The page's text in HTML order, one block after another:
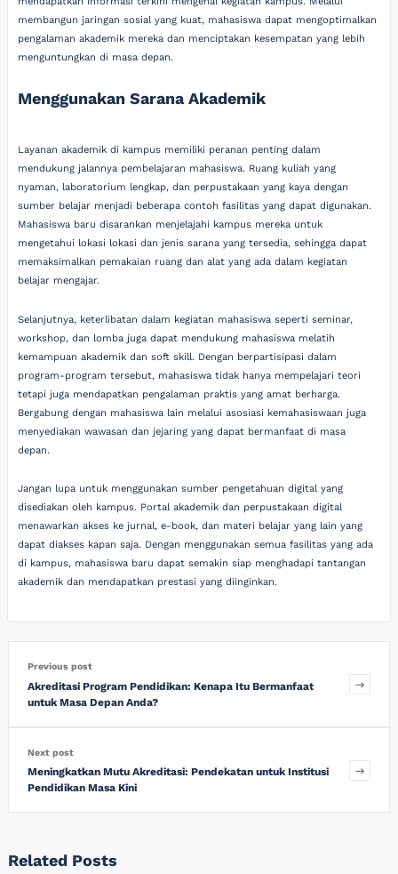
membangun jaringan sosial yang kuat, mahasiswa dapat mengoptimalkan
pengalaman akademik mereka dan menciptakan kesempatan yang lebih
menguntungkan di masa depan.
Menggunakan Sarana Akademik
Layanan akademik di kampus memiliki peranan penting dalam
mendukung jalannya pembelajaran mahasiswa. Ruang kuliah yang
nyaman, laboratorium lengkap, dan perpustakaan yang kaya dengan
sumber belajar menjadi beberapa contoh fasilitas yang dapat digunakan.
Mahasiswa baru disarankan menjelajahi kampus mereka untuk
mengetahui lokasi lokasi dan jenis sarana yang tersedia, sehingga dapat
memaksimalkan pemakaian ruang dan alat yang ada dalam kegiatan
belajar mengajar.
Selanjutnya, keterlibatan dalam kegiatan mahasiswa seperti seminar,
workshop, dan lomba juga dapat mendukung mahasiswa melatih
kemampuan akademik dan soft skill. Dengan berpartisipasi dalam
program-program tersebut, mahasiswa tidak hanya mempelajari teori
tetapi juga mendapatkan pengalaman praktis yang amat berharga.
Bergabung dengan mahasiswa lain melalui asosiasi kemahasiswaan juga
menyediakan wawasan dan jejaring yang dapat bermanfaat di masa
depan.
Jangan lupa untuk menggunakan sumber pengetahuan digital yang
disediakan oleh kampus. Portal akademik dan perpustakaan digital
menawarkan akses ke jurnal, e-book, dan materi belajar yang lain yang
dapat diakses kapan saja. Dengan menggunakan semua fasilitas yang ada
di kampus, mahasiswa baru dapat semakin siap menghadapi tantangan
akademik dan mendapatkan prestasi yang diinginkan.
Previous post
Akreditasi Program Pendidikan: Kenapa Itu Bermanfaat
untuk Masa Depan Anda?
Next post
Meningkatkan Mutu Akreditasi: Pendekatan untuk Institusi
Pendidikan Masa Kini
Related Posts